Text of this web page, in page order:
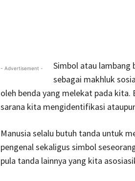
- Advertisement -
Simbol atau lambang
sebagai makhluk
oleh benda yang melekat pada kita.
sarana kita mengidentifikasi
Manusia selalu butuh tanda untuk
pengenal sekaligus simbol
pula tanda lainnya yang kita